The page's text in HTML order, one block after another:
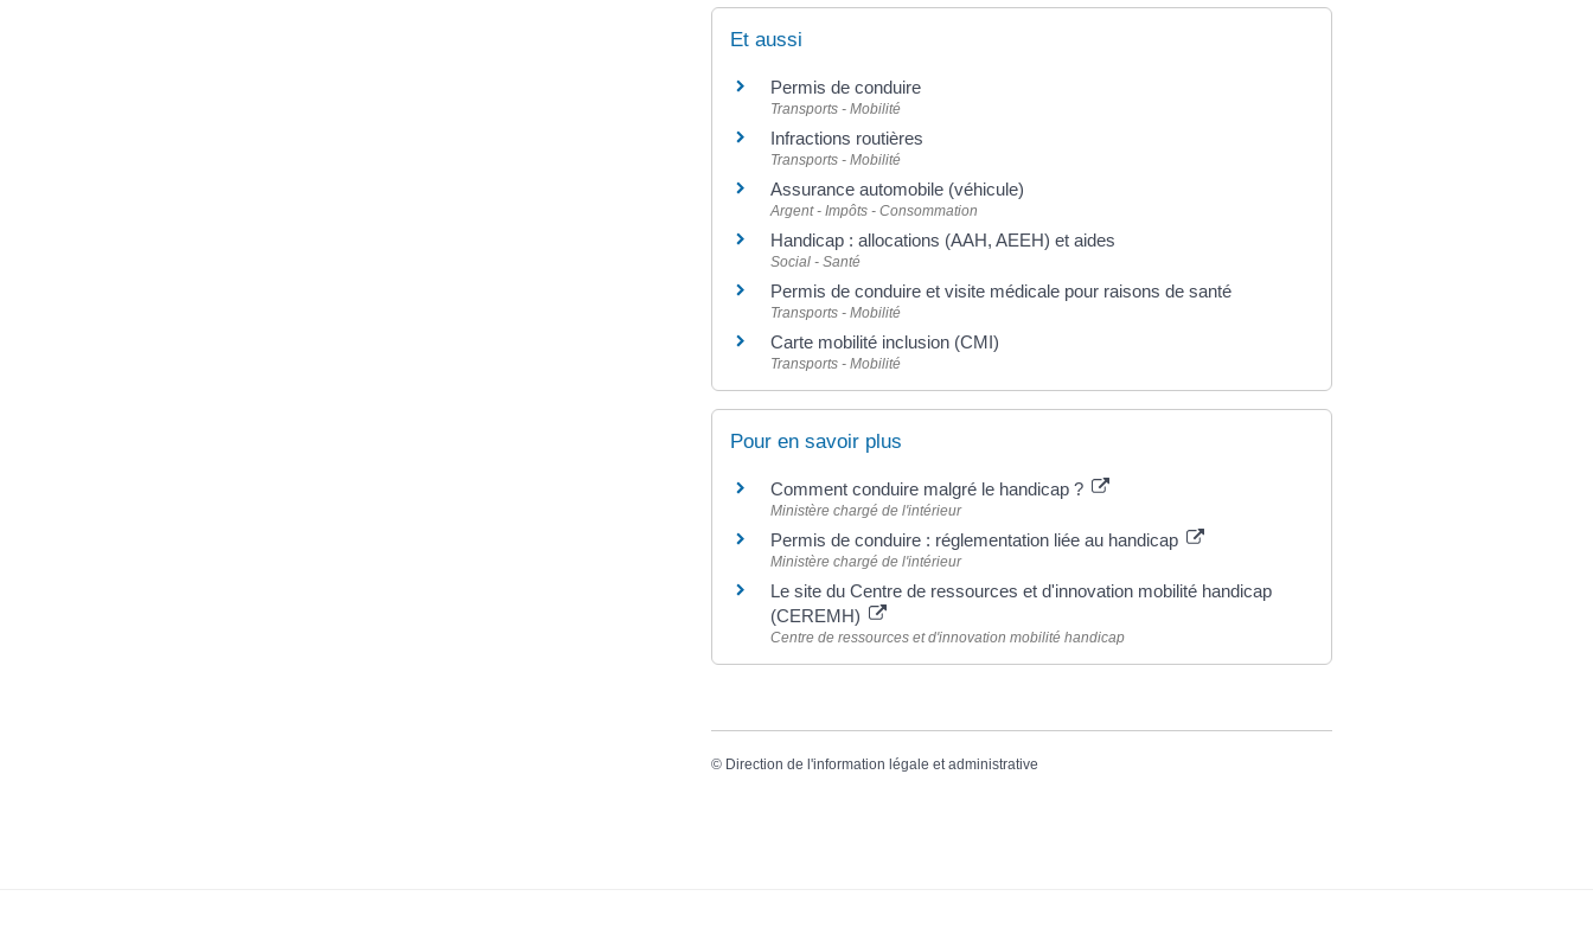
Et aussi
Permis de conduire
Transports - Mobilité
Infractions routières
Transports - Mobilité
Assurance automobile (véhicule)
Argent - Impôts - Consommation
Handicap : allocations (AAH, AEEH) et aides
Social - Santé
Permis de conduire et visite médicale pour raisons de santé
Transports - Mobilité
Carte mobilité inclusion (CMI)
Transports - Mobilité
Pour en savoir plus
Comment conduire malgré le handicap ?
Ministère chargé de l'intérieur
Permis de conduire : réglementation liée au handicap
Ministère chargé de l'intérieur
Le site du Centre de ressources et d'innovation mobilité handicap
(CEREMH)
Centre de ressources et d'innovation mobilité handicap
© Direction de l'information légale et administrative